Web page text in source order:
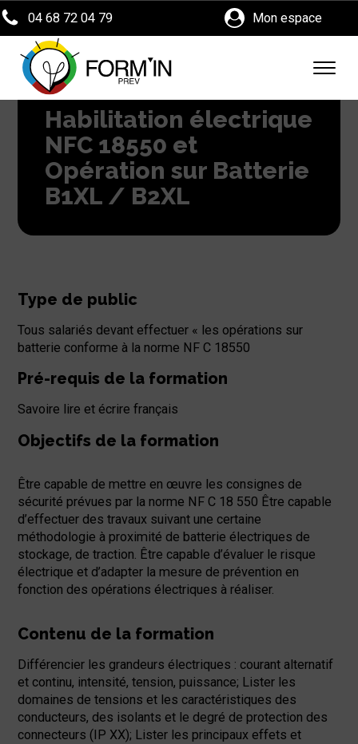
Habilitation électrique
NFC 18550 et
Opération sur Batterie
B1XL / B2XL
Type de public
Tous salariés devant effectuer « les opérations sur
batterie conforme à la norme NF C 18550
Pré-requis de la formation
Savoire lire et écrire français
Objectifs de la formation
Être capable de mettre en œuvre les consignes de
sécurité prévues par la norme NF C 18 550 Être capable
d’effectuer des travaux suivant une certaine
méthodologie à proximité de batterie électriques de
stockage, de traction. Être capable d’évaluer le risque
électrique et d’adapter la mesure de prévention en
fonction des opérations électriques à réaliser.
Contenu de la formation
Différencier les grandeurs électriques : courant alternatif
et continu, intensité, tension, puissance; Lister les
domaines de tensions et les caractéristiques des
conducteurs, des isolants et le degré de protection des
connecteurs (IP XX); Lister les principaux effets et
04 68 72 04 79 Mon espace